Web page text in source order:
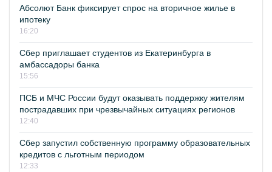
Абсолют Банк фиксирует спрос на вторичное жилье в
ипотеку
16:20
Сбер приглашает студентов из Екатеринбурга в
амбассадоры банка
15:56
ПСБ и МЧС России будут оказывать поддержку жителям
пострадавших при чрезвычайных ситуациях регионов
12:40
Сбер запустил собственную программу образовательных
кредитов с льготным периодом
12:33